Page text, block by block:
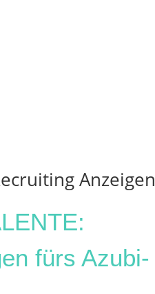
Anzeigen
fürs Azubi-